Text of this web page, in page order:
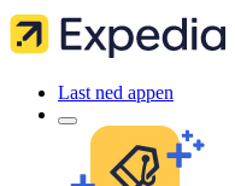
Last ned appen